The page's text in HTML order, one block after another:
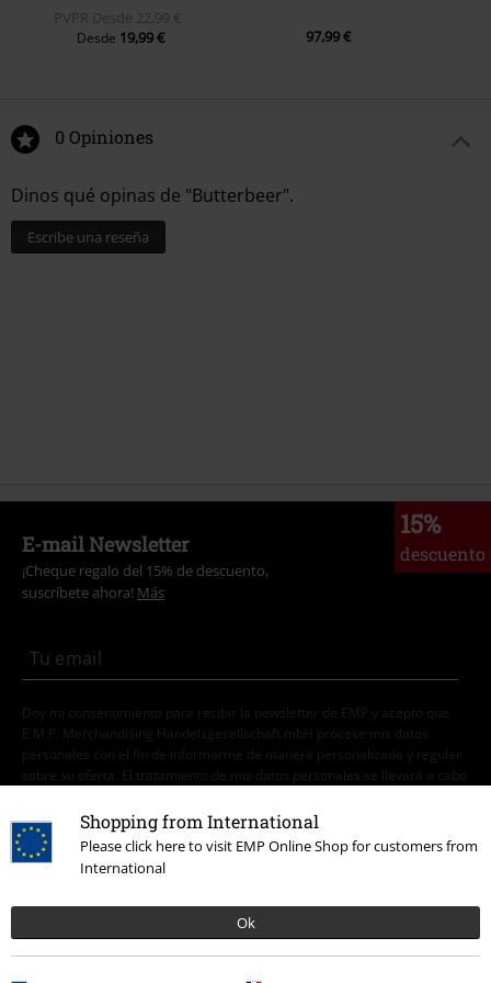
Shopping from International
Please click here to visit EMP Online Shop for customers from
International
Ok
PVPR Desde 22,99 €
Desde 19,99 € 97,99 €
0 Opiniones
Dinos qué opinas de "Butterbeer".
Escribe una reseña
15%
descuento
E-mail Newsletter
¡Cheque regalo del 15% de descuento,
suscríbete ahora! Más
Doy mi consentimiento para recibir la newsletter de EMP y acepto que
E.M.P. Merchandising Handelsgesellschaft mbH procese mis datos
personales con el fin de informarme de manera personalizada y regular
sobre su oferta. El tratamiento de mis datos personales se llevará a cabo
mi consentimiento en cualquier momento haciendo clic en el enlace de
baja presente en cada newsletter.
Darme de baja de la newsletter
Suscripción
*Válido durante 4 semanas. Solo canjeable online. No combinable con